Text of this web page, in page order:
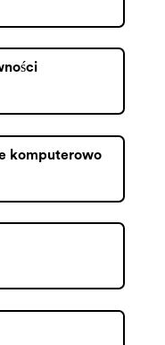
komputerowo